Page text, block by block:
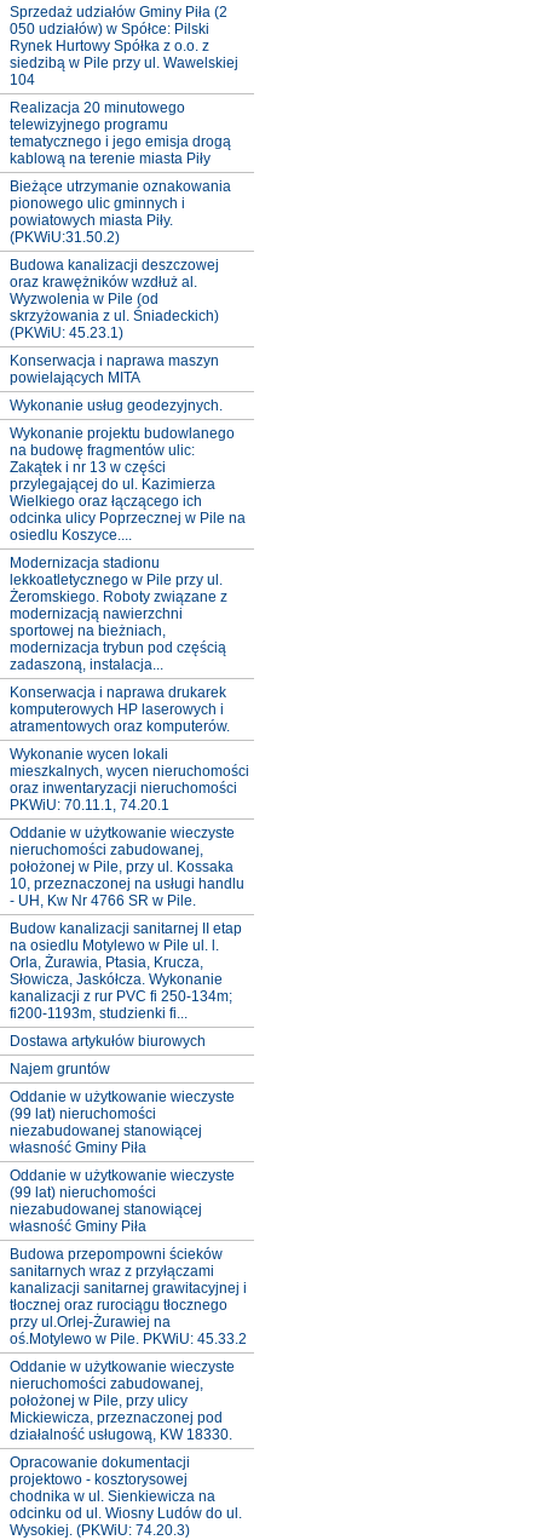
Sprzedaż udziałów Gminy Piła (2
050 udziałów) w Spółce: Pilski
Rynek Hurtowy Spółka z o.o. z
siedzibą w Pile przy ul. Wawelskiej
104
Realizacja 20 minutowego
telewizyjnego programu
tematycznego i jego emisja drogą
kablową na terenie miasta Piły
Bieżące utrzymanie oznakowania
pionowego ulic gminnych i
powiatowych miasta Piły.
(PKWiU:31.50.2)
Budowa kanalizacji deszczowej
oraz krawężników wzdłuż al.
Wyzwolenia w Pile (od
skrzyżowania z ul. Śniadeckich)
(PKWiU: 45.23.1)
Konserwacja i naprawa maszyn
powielających MITA
Wykonanie usług geodezyjnych.
Wykonanie projektu budowlanego
na budowę fragmentów ulic:
Zakątek i nr 13 w części
przylegającej do ul. Kazimierza
Wielkiego oraz łączącego ich
odcinka ulicy Poprzecznej w Pile na
osiedlu Koszyce....
Modernizacja stadionu
lekkoatletycznego w Pile przy ul.
Żeromskiego. Roboty związane z
modernizacją nawierzchni
sportowej na bieżniach,
modernizacja trybun pod częścią
zadaszoną, instalacja...
Konserwacja i naprawa drukarek
komputerowych HP laserowych i
atramentowych oraz komputerów.
Wykonanie wycen lokali
mieszkalnych, wycen nieruchomości
oraz inwentaryzacji nieruchomości
PKWiU: 70.11.1, 74.20.1
Oddanie w użytkowanie wieczyste
nieruchomości zabudowanej,
położonej w Pile, przy ul. Kossaka
10, przeznaczonej na usługi handlu
- UH, Kw Nr 4766 SR w Pile.
Budow kanalizacji sanitarnej II etap
na osiedlu Motylewo w Pile ul. l.
Orla, Żurawia, Ptasia, Krucza,
Słowicza, Jaskółcza. Wykonanie
kanalizacji z rur PVC fi 250-134m;
fi200-1193m, studzienki fi...
Dostawa artykułów biurowych
Najem gruntów
Oddanie w użytkowanie wieczyste
(99 lat) nieruchomości
niezabudowanej stanowiącej
własność Gminy Piła
Oddanie w użytkowanie wieczyste
(99 lat) nieruchomości
niezabudowanej stanowiącej
własność Gminy Piła
Budowa przepompowni ścieków
sanitarnych wraz z przyłączami
kanalizacji sanitarnej grawitacyjnej i
tłocznej oraz rurociągu tłocznego
przy ul.Orlej-Żurawiej na
oś.Motylewo w Pile. PKWiU: 45.33.2
Oddanie w użytkowanie wieczyste
nieruchomości zabudowanej,
położonej w Pile, przy ulicy
Mickiewicza, przeznaczonej pod
działalność usługową, KW 18330.
Opracowanie dokumentacji
projektowo - kosztorysowej
chodnika w ul. Sienkiewicza na
odcinku od ul. Wiosny Ludów do ul.
Wysokiej. (PKWiU: 74.20.3)